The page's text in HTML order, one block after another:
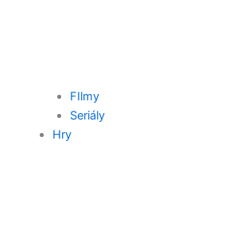
FIlmy
Seriály
Hry